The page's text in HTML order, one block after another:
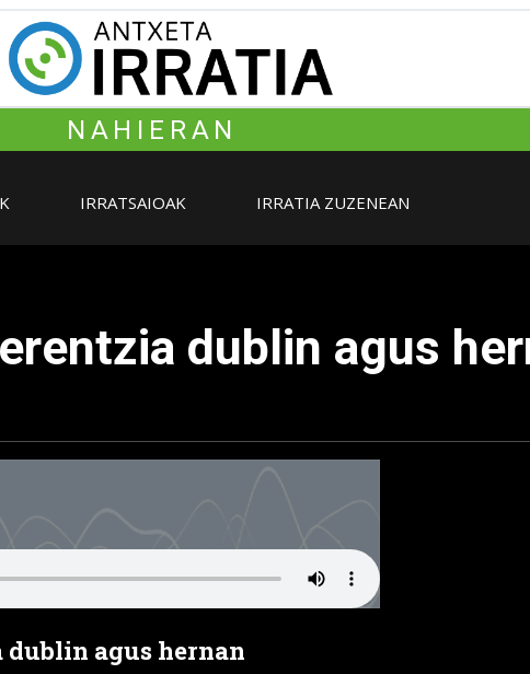
NAHIERAN
IRRATSAIOAK IRRATIA ZUZENEAN
dublin agus
dublin agus hernan